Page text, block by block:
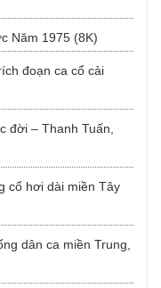
Năm 1975 (8K)
đoạn ca cổ cải
đời – Thanh Tuấn,
cổ hơi dài miền Tây
dân ca miền Trung,